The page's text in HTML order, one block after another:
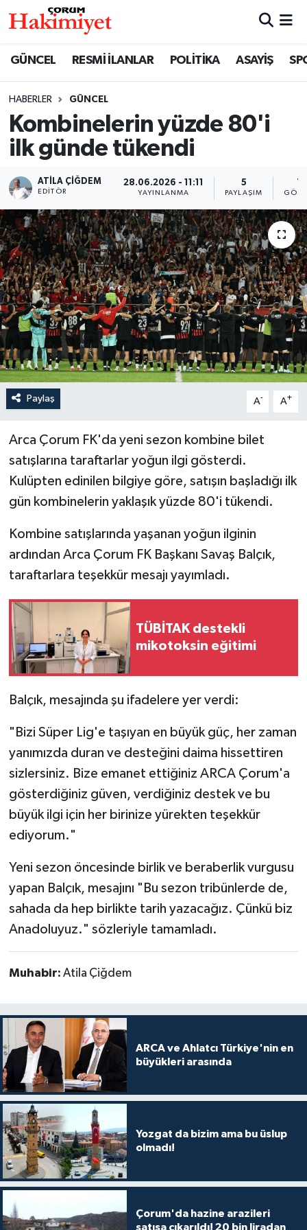
GÜNCEL RESMİ İLANLAR POLİTİKA ASAYİŞ
HABERLER GÜNCEL
Kombinelerin yüzde 80'i
ilk günde tükendi
ATILA ÇIĞDEM
EDITÖR
28.06.2026 - 11:11
YAYINLANMA
5
PAYLAŞIM
Paylaş A- A+
Arca Çorum FK'da yeni sezon kombine bilet
satışlarına taraftarlar yoğun ilgi gösterdi.
Kulüpten edinilen bilgiye göre, satışın başladığı ilk
gün kombinelerin yaklaşık yüzde 80'i tükendi.
Kombine satışlarında yaşanan yoğun ilginin
ardından Arca Çorum FK Başkanı Savaş Balçık,
taraftarlara teşekkür mesajı yayımladı.
TÜBİTAK destekli
mikotoksin eğitimi
Balçık, mesajında şu ifadelere yer verdi:
"Bizi Süper Lig'e taşıyan en büyük güç, her zaman
yanımızda duran ve desteğini daima hissettiren
sizlersiniz. Bize emanet ettiğiniz ARCA Çorum'a
gösterdiğiniz güven, verdiğiniz destek ve bu
büyük ilgi için her birinize yürekten teşekkür
ediyorum."
Yeni sezon öncesinde birlik ve beraberlik vurgusu
yapan Balçık, mesajını "Bu sezon tribünlerde de,
sahada da hep birlikte tarih yazacağız. Çünkü biz
Anadoluyuz." sözleriyle tamamladı.
Muhabir: Atila Çiğdem
ARCA ve Ahlatcı Türkiye'nin en
büyükleri arasında
Yozgat da bizim ama bu üslup
olmadı!
Çorum'da hazine arazileri
satışa çıkarıldı! 20 bin liradan
SAĞLIK
ASAYİŞ
EKONOMİ
GÜNCEL
AKTÜEL
EĞİTİM
İLÇELER
OTOPARK
TEKNOLOJİ
Nöbetçi Eczaneler
Çorum Namaz Vakitleri
Trafik Durumu
Süper Lig Puan Durumu ve Fikstür
Tüm Manşetler
Son Dakika Haberleri
Haber Arşivi